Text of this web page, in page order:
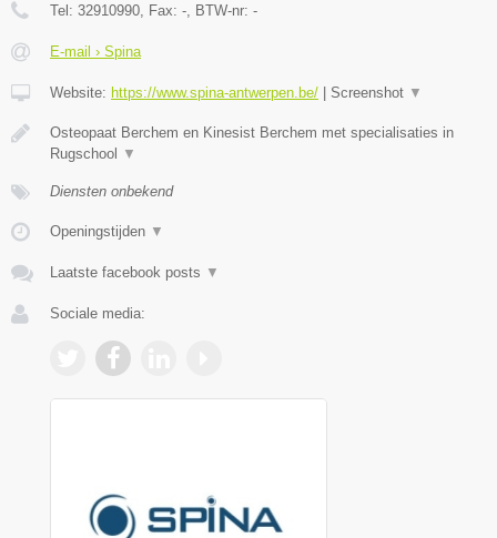
Tel: 32910990 , Fax: - , BTW-nr: -
E-mail › Spina
Website: https://www.spina-antwerpen.be/ Screenshot ▼
Osteopaat Berchem en Kinesist Berchem met specialisaties in
Rugschool
▼
Diensten onbekend
Openingstijden ▼
Laatste facebook posts ▼
Sociale media: